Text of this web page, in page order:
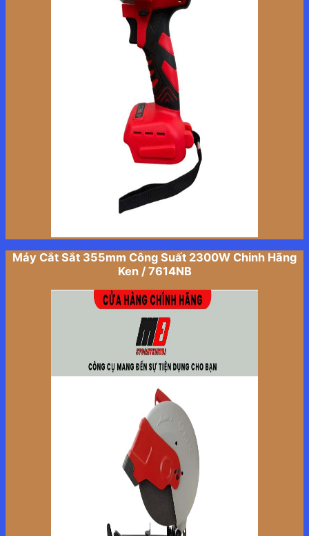
Máy Cắt Sắt 355mm Công Suất 2300W Chinh Hãng
Ken / 7614NB